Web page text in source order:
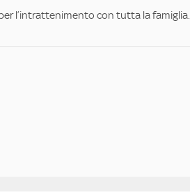
l’intrattenimento con tutta la famiglia.